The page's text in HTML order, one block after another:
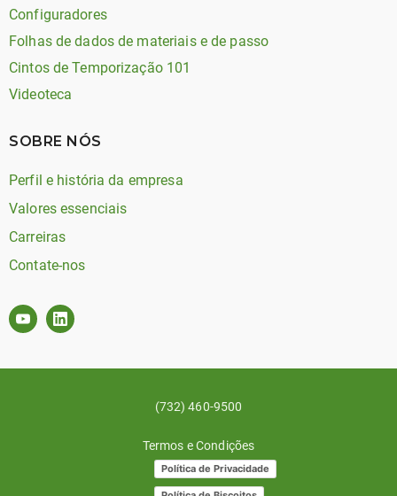
Configuradores
Folhas de dados de materiais e de passo
Cintos de Temporização 101
Videoteca
SOBRE NÓS
Perfil e história da empresa
Valores essenciais
Carreiras
Contate-nos
(732) 460-9500
Termos e Condições
Política de Privacidade